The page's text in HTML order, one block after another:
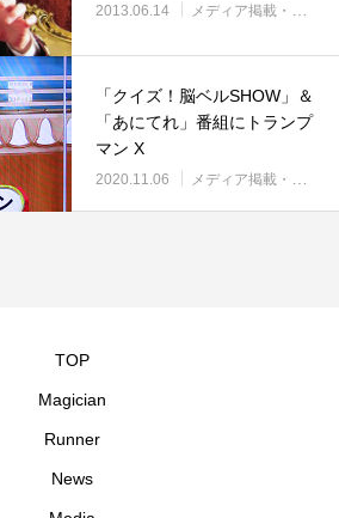
2013.06.14 メディア掲載・紹介
「クイズ！脳ベルSHOW」＆
「あにてれ」番組にトランプ
マン X
2020.11.06 メディア掲載・紹介
TOP
Magician
Runner
News